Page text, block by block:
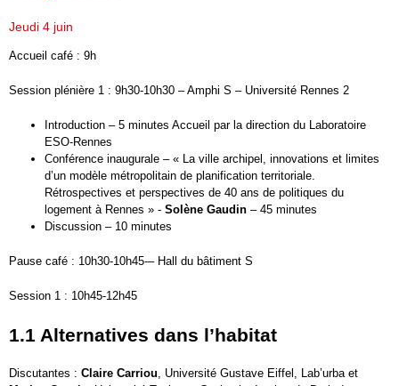
Jeudi 4 juin
Accueil café : 9h
Session plénière 1 : 9h30-10h30 – Amphi S – Université Rennes 2
Introduction – 5 minutes Accueil par la direction du Laboratoire
ESO-Rennes
Conférence inaugurale – « La ville archipel, innovations et limites
d’un modèle métropolitain de planification territoriale.
Rétrospectives et perspectives de 40 ans de politiques du
logement à Rennes » - Solène Gaudin – 45 minutes
Discussion – 10 minutes
Pause café : 10h30-10h45-– Hall du bâtiment S
Session 1 : 10h45-12h45
1.1 Alternatives dans l’habitat
Discutantes : Claire Carriou , Université Gustave Eiffel, Lab’urba et